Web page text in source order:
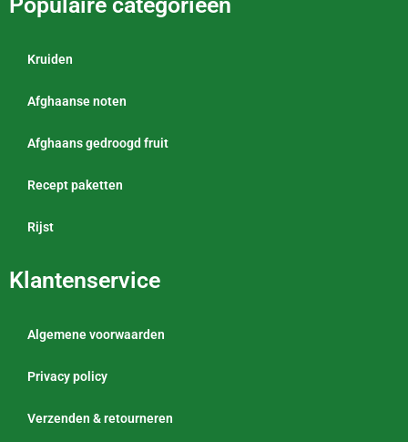
Kruiden
Afghaanse noten
Afghaans gedroogd fruit
Recept paketten
Rijst
Klantenservice
Algemene voorwaarden
Privacy policy
Verzenden & retourneren